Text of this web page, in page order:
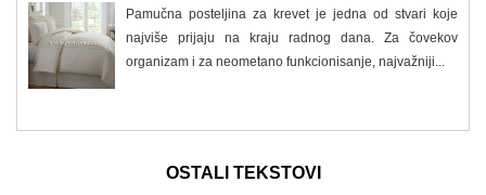
Pamučna posteljina za krevet je jedna od stvari koje
najviše prijaju na kraju radnog dana. Za čovekov
organizam i za neometano funkcionisanje, najvažniji...
OSTALI TEKSTOVI